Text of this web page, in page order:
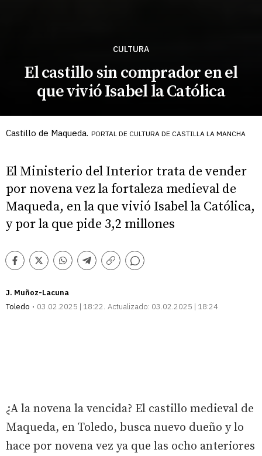
CULTURA
El castillo sin comprador en el
que vivió Isabel la Católica
Castillo de Maqueda. PORTAL DE CULTURA DE CASTILLA LA MANCHA
El Ministerio del Interior trata de vender
por novena vez la fortaleza medieval de
Maqueda, en la que vivió Isabel la Católica,
y por la que pide 3,2 millones
Facebook
TwitterWhatsappTelegram
Copiar
Comentarios
J. Muñoz-Lacuna
Toledo
03.02.2025 | 18:22 Actualizado: 03.02.2025 | 18:24
¿A la novena la vencida? El castillo medieval de
Maqueda, en Toledo, busca nuevo dueño y lo
hace por novena vez ya que las ocho anteriores